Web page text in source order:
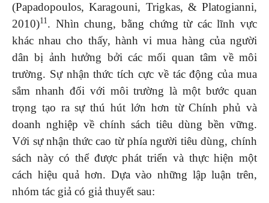
(Papadopoulos, Karagouni, Trigkas, & Platogianni,
2010)11. Nhìn chung, bằng chứng từ các lĩnh vực
khác nhau cho thấy, hành vi mua hàng của người
dân bị ảnh hưởng bởi các mối quan tâm về môi
trường. Sự nhận thức tích cực về tác động của mua
sắm nhanh đối với môi trường là một bước quan
trọng tạo ra sự thú hút lớn hơn từ Chính phủ và
doanh nghiệp về chính sách tiêu dùng bền vững.
Với sự nhận thức cao từ phía người tiêu dùng, chính
sách này có thể được phát triển và thực hiện một
cách hiệu quả hơn. Dựa vào những lập luận trên,
nhóm tác giả có giả thuyết sau: